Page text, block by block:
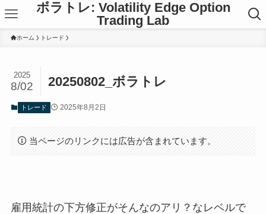
ボラトレ: Volatility Edge Option
Trading Lab
ホーム トレード
20250802_ボラトレ
2025
8/02
トレード 2025年8月2日
当ページのリンクには広告が含まれています。
雇用統計の下方修正がそんなのアリ？なレベルで